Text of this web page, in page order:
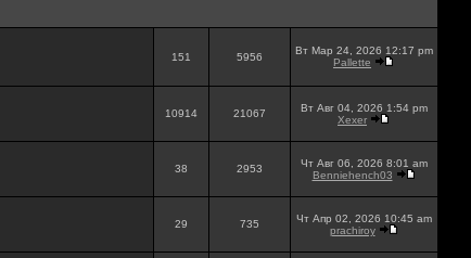
151 5956
Вт Мар 24, 2026 12:17 pm
Pallette
10914 21067
Вт Авг 04, 2026 1:54 pm
Xexer
38 2953
Чт Авг 06, 2026 8:01 am
Benniehench03
29 735
Чт Апр 02, 2026 10:45 am
prachiroy